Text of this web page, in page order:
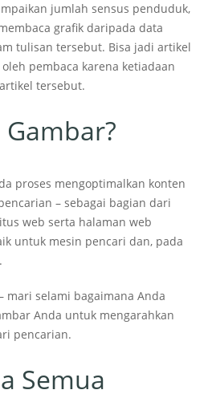
jumlah sensus penduduk,
grafik daripada data
tulisan tersebut. Bisa jadi artikel
pembaca karena ketiadaan
tersebut.
Gambar?
proses mengoptimalkan konten
– sebagai bagian dari
web serta halaman web
untuk mesin pencari dan, pada
mari selami bagaimana Anda
Anda untuk mengarahkan
pencarian.
Semua